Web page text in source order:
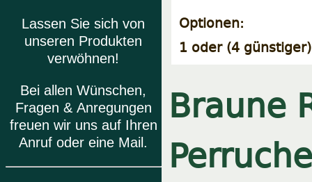
Lassen Sie sich von
unseren Produkten
verwöhnen!
Bei allen Wünschen,
Fragen & Anregungen
freuen wir uns auf Ihren
Anruf oder eine Mail.
Optionen:
1 oder (4
Braune